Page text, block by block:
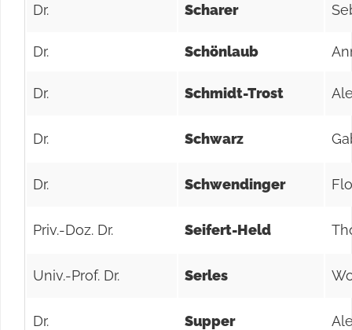
Dr. Scharer
Dr. Schönlaub
Dr. Schmidt-Trost
Dr. Schwarz
Dr. Schwendinger
Priv.-Doz. Dr. Seifert-Held
Univ.-Prof. Dr. Serles
Dr. Supper